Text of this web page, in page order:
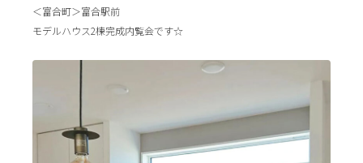
＜富合町＞富合駅前
モデルハウス2棟完成内覧会です☆